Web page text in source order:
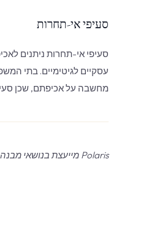
סעיפי אי-תחרות
סעיפי אי-תחרות ניתנים
עסקיים לגיטימיים. בתי
מחשבה על אכיפתם, שכן
Polaris מייעצת בנושאי מבנה העסקה,